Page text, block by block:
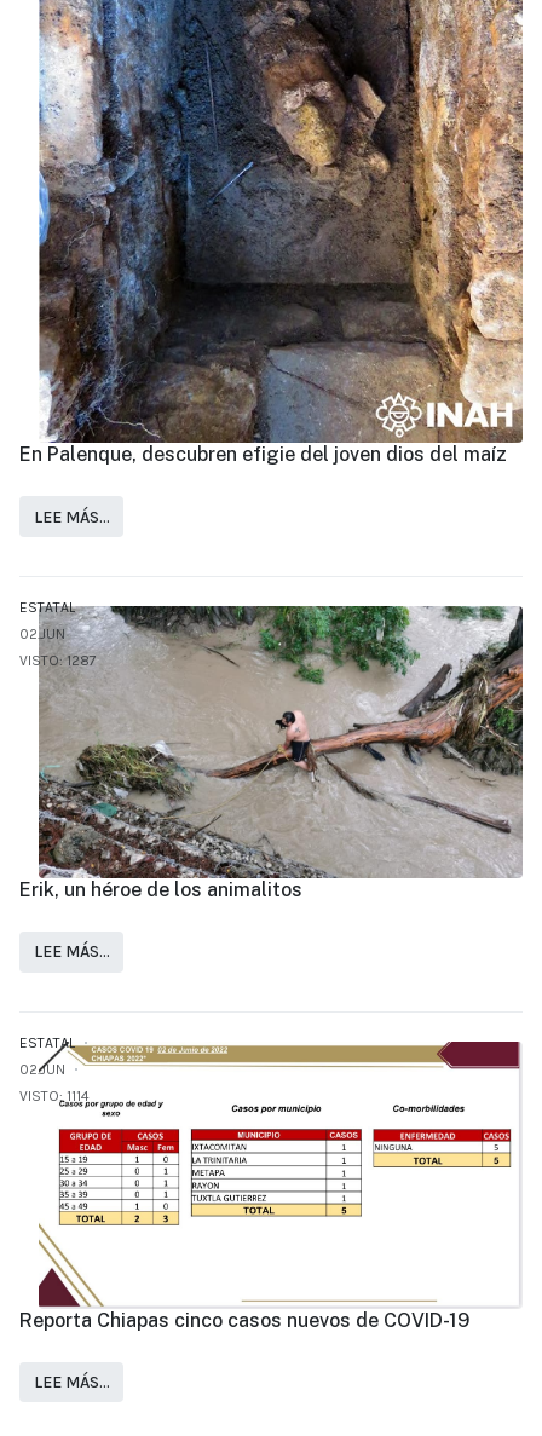
En Palenque, descubren efigie del joven dios del maíz
LEE MÁS…
ESTATAL
02.JUN
VISTO: 1287
Erik, un héroe de los animalitos
LEE MÁS…
ESTATAL
02.JUN
VISTO: 1114
Reporta Chiapas cinco casos nuevos de COVID-19
LEE MÁS…